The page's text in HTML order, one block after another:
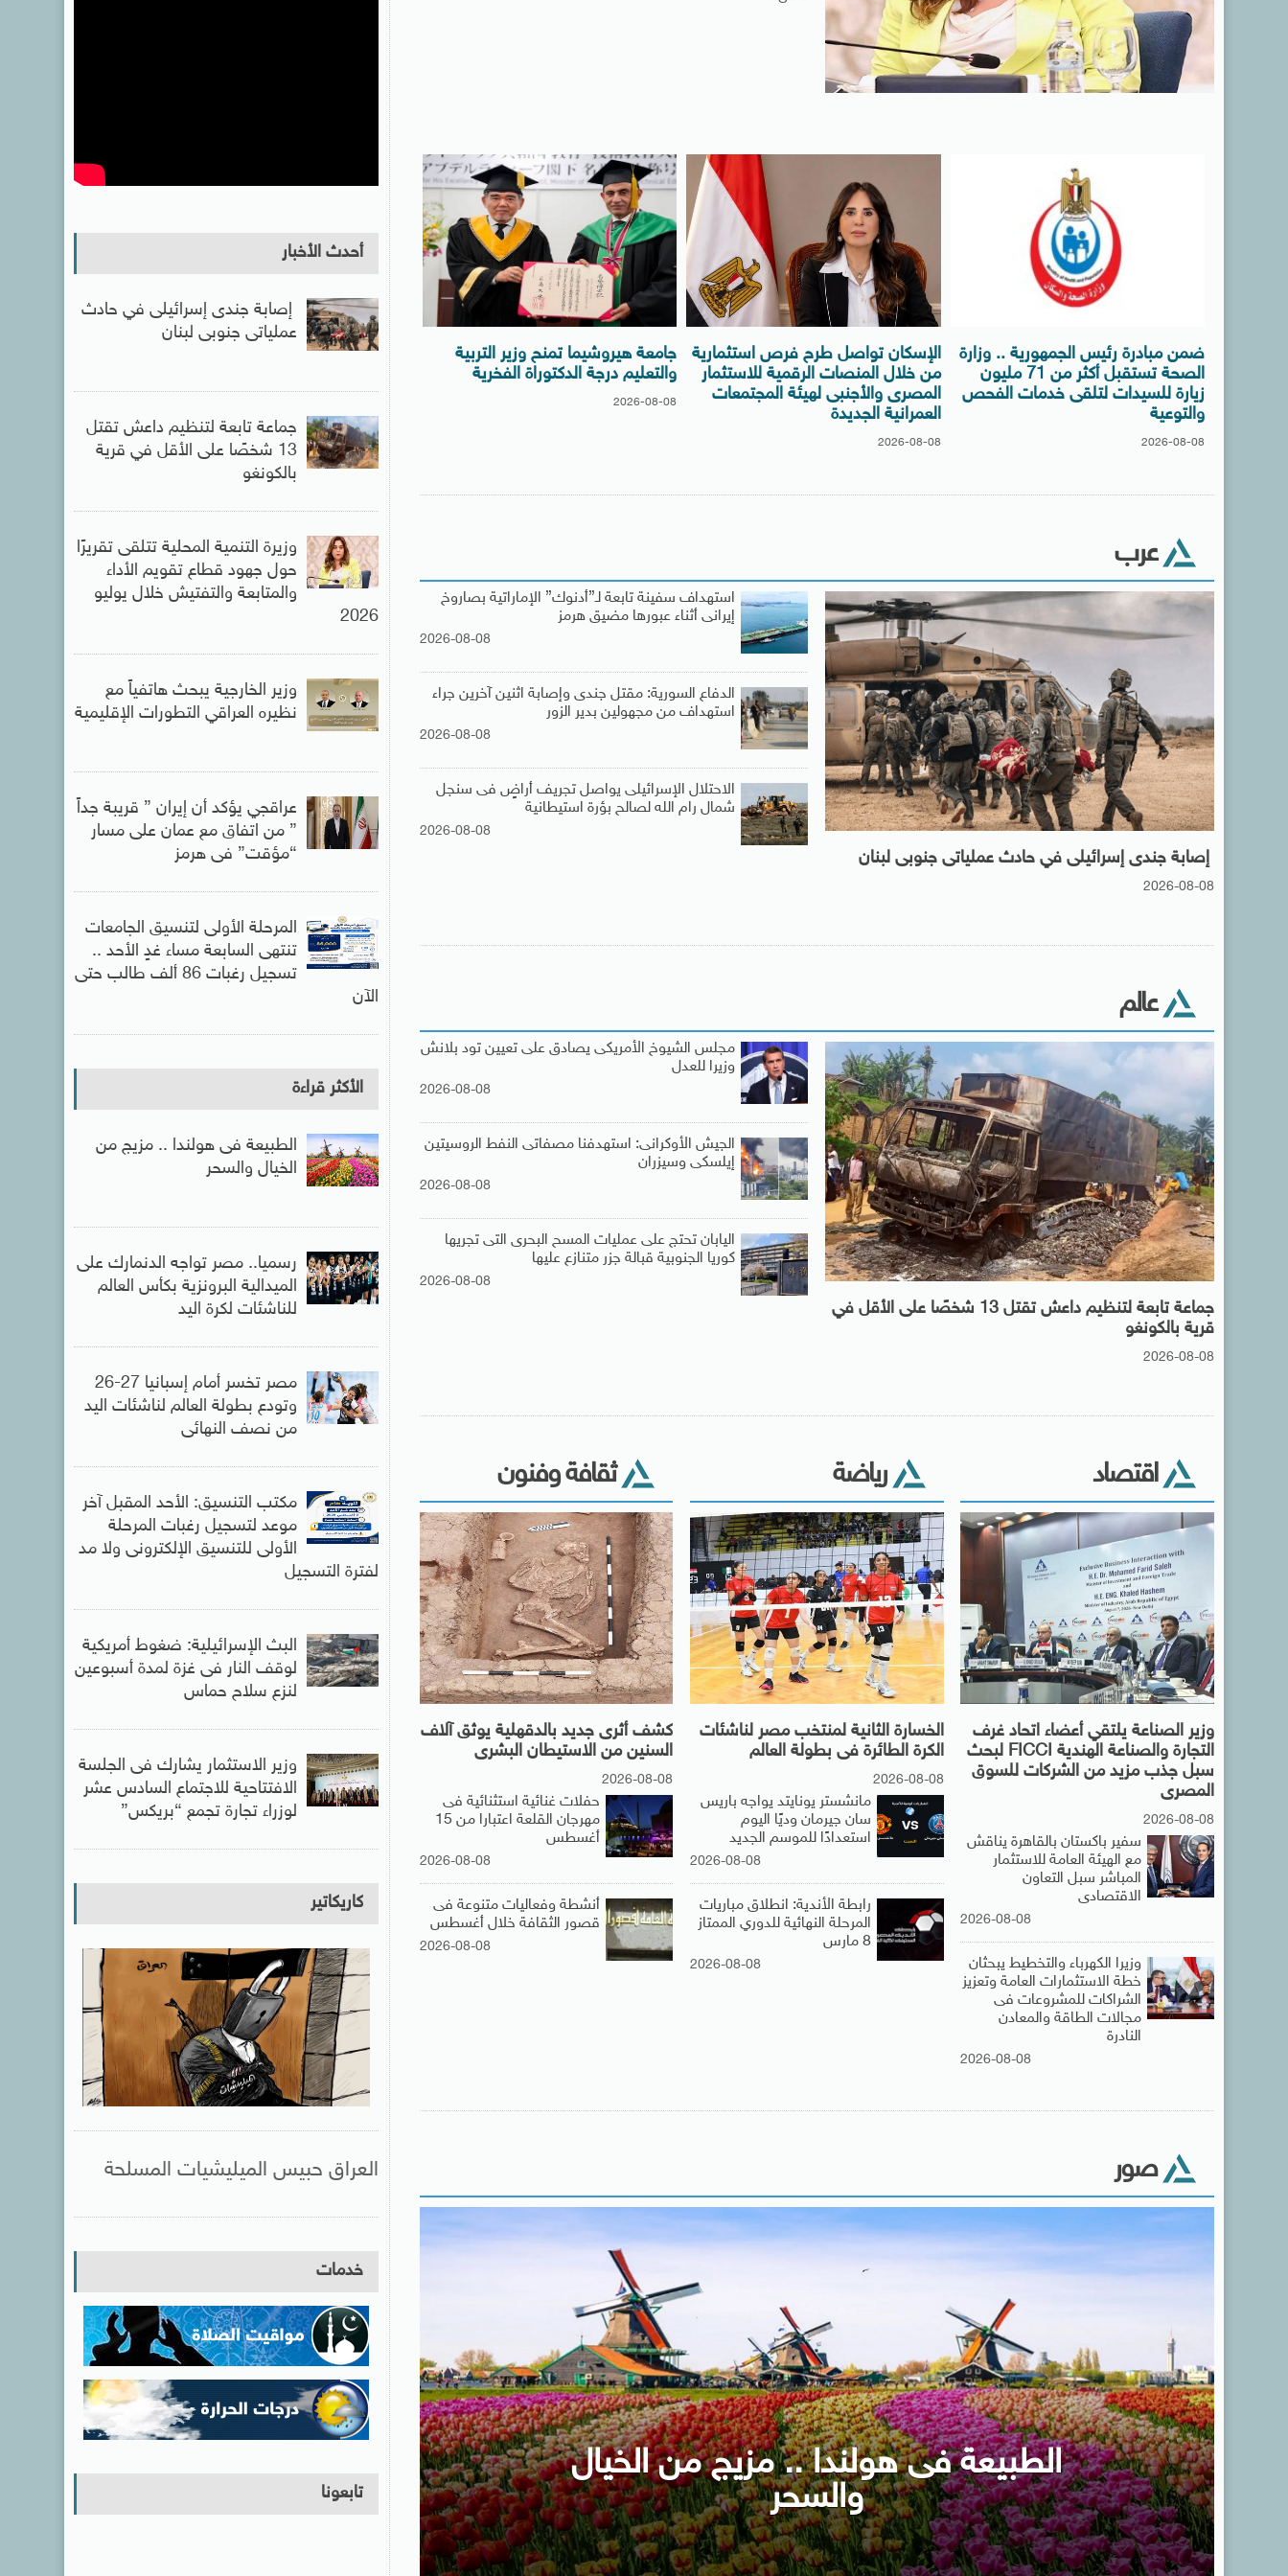
ضمن مبادرة رئيس الجمهورية .. وزارة
الصحة تستقبل أكثر من 71 مليون
زيارة للسيدات لتلقى خدمات الفحص
والتوعية
2026-08-08
الإسكان تواصل طرح فرص استثمارية
من خلال المنصات الرقمية للاستثمار
المصرى والأجنبى لهيئة المجتمعات
العمرانية الجديدة
2026-08-08
جامعة هيروشيما تمنح وزير التربية
والتعليم درجة الدكتوراة الفخرية
2026-08-08
عرب
استهداف سفينة تابعة لـ”أدنوك” الإماراتية بصاروخ
إيرانى أثناء عبورها مضيق هرمز
2026-08-08
الدفاع السورية: مقتل جندى وإصابة اثنين آخرين جراء
استهداف من مجهولين بدير الزور
2026-08-08
الاحتلال الإسرائيلى يواصل تجريف أراضٍ فى سنجل
شمال رام الله لصالح بؤرة استيطانية
2026-08-08
إصابة جندى إسرائيلى في حادث عملياتى جنوبى لبنان
2026-08-08
عالم
مجلس الشيوخ الأمريكى يصادق على تعيين تود بلانش
وزيرا للعدل
2026-08-08
الجيش الأوكرانى: استهدفنا مصفاتى النفط الروسيتين
إيلسكى وسيزران
2026-08-08
اليابان تحتج على عمليات المسح البحرى التى تجريها
كوريا الجنوبية قبالة جزر متنازع عليها
2026-08-08
جماعة تابعة لتنظيم داعش تقتل 13 شخصًا على الأقل في
قرية بالكونغو
2026-08-08
ثقافة وفنون
كشف أثرى جديد بالدقهلية يوثق آلاف
السنين من الاستيطان البشرى
2026-08-08
حفلات غنائية استثنائية فى
مهرجان القلعة اعتبارا من 15
أغسطس
2026-08-08
أنشطة وفعاليات متنوعة فى
قصور الثقافة خلال أغسطس
2026-08-08
رياضة
الخسارة الثانية لمنتخب مصر لناشئات
الكرة الطائرة فى بطولة العالم
2026-08-08
مانشستر يونايتد يواجه باريس
سان جيرمان وديًا اليوم
استعدادًا للموسم الجديد
2026-08-08
رابطة الأندية: انطلاق مباريات
المرحلة النهائية للدوري الممتاز
8 مارس
2026-08-08
اقتصاد
وزير الصناعة يلتقي أعضاء اتحاد غرف
التجارة والصناعة الهندية FICCI لبحث
سبل جذب مزيد من الشركات للسوق
المصرى
2026-08-08
سفير باكستان بالقاهرة يناقش
مع الهيئة العامة للاستثمار
المباشر سبل التعاون
الاقتصادى
2026-08-08
وزيرا الكهرباء والتخطيط يبحثان
خطة الاستثمارات العامة وتعزيز
الشراكات للمشروعات فى
مجالات الطاقة والمعادن
النادرة
2026-08-08
صور
الطبيعة فى هولندا .. مزيج من الخيال
والسحر
أحدث الأخبار
إصابة جندى إسرائيلى في حادث
عملياتى جنوبى لبنان
جماعة تابعة لتنظيم داعش تقتل
13 شخصًا على الأقل في قرية
بالكونغو
وزيرة التنمية المحلية تتلقى تقريرًا
حول جهود قطاع تقويم الأداء
والمتابعة والتفتيش خلال يوليو
2026
وزير الخارجية يبحث هاتفياً مع
نظيره العراقي التطورات الإقليمية
عراقجي يؤكد أن إيران ” قريبة جداً
” من اتفاق مع عمان على مسار
“مؤقت” فى هرمز
المرحلة الأولى لتنسيق الجامعات
تنتهى السابعة مساء غدٍ الأحد ..
تسجيل رغبات 86 ألف طالب حتى
الآن
الأكثر قراءة
الطبيعة فى هولندا .. مزيج من
الخيال والسحر
رسميا.. مصر تواجه الدنمارك على
الميدالية البرونزية بكأس العالم
للناشئات لكرة اليد
مصر تخسر أمام إسبانيا 27-26
وتودع بطولة العالم لناشئات اليد
من نصف النهائى
مكتب التنسيق: الأحد المقبل آخر
موعد لتسجيل رغبات المرحلة
الأولى للتنسيق الإلكترونى ولا مد
لفترة التسجيل
البث الإسرائيلية: ضغوط أمريكية
لوقف النار فى غزة لمدة أسبوعين
لنزع سلاح حماس
وزير الاستثمار يشارك فى الجلسة
الافتتاحية للاجتماع السادس عشر
لوزراء تجارة تجمع “بريكس”
كاريكاتير
العراق حبيس الميليشيات المسلحة
خدمات
تابعونا